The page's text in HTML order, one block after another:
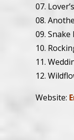
07.
08.
09. Snake
10.
11.
12.
Website: